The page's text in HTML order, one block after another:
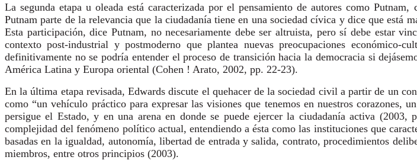
La segunda etapa u oleada está caracterizada por el pensamiento de autores como
Putnam parte de la relevancia que la ciudadanía tiene en una sociedad cívica y dice que
Esta participación, dice Putnam, no necesariamente debe ser altruista, pero sí debe estar
contexto post-industrial y postmoderno que plantea nuevas preocupaciones
definitivamente no se podría entender el proceso de transición hacia la democracia si
América Latina y Europa oriental (Cohen ! Arato, 2002, pp. 22-23).
En la última etapa revisada, Edwards discute el quehacer de la sociedad civil a partir de un
como “un vehículo práctico para expresar las visiones que tenemos en nuestros corazones,
persigue el Estado, y en una arena en donde se puede ejercer la ciudadanía activa
complejidad del fenómeno político actual, entendiendo a ésta como las instituciones que
basadas en la igualdad, autonomía, libertad de entrada y salida, contrato, procedimientos
miembros, entre otros principios (2003).